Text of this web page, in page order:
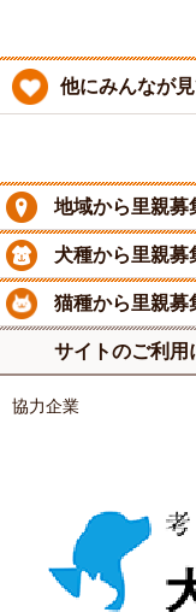
他にみんなが
地域から里親募
犬種から里親募
猫種から里親募
サイトのご利用
協力企業